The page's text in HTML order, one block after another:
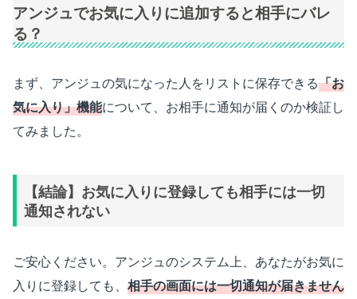
アンジュでお気に入りに追加すると相手にバレ
る？
まず、アンジュの気になった人をリストに保存できる「お
気に入り」機能について、お相手に通知が届くのか検証し
てみました。
【結論】お気に入りに登録しても相手には一切
通知されない
ご安心ください。アンジュのシステム上、あなたがお気に
入りに登録しても、 相手の画面には一切通知が届きません